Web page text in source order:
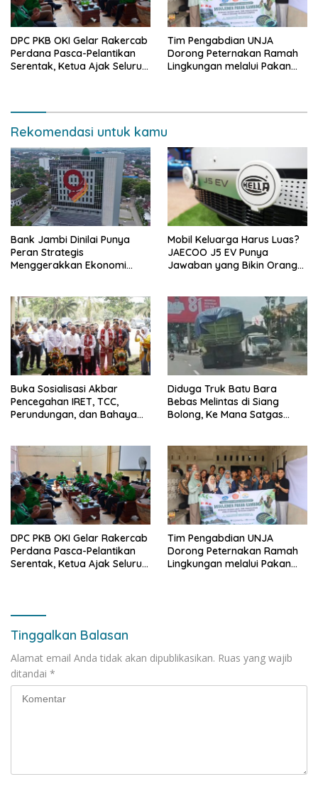
DPC PKB OKI Gelar Rakercab
Perdana Pasca-Pelantikan
Serentak, Ketua Ajak Seluruh
Tim Pengabdian UNJA
Dorong Peternakan Ramah
Lingkungan melalui Pakan
Rekomendasi untuk kamu
Bank Jambi Dinilai Punya
Peran Strategis
Menggerakkan Ekonomi
Mobil Keluarga Harus Luas?
JAECOO J5 EV Punya
Jawaban yang Bikin Orang
Buka Sosialisasi Akbar
Pencegahan IRET, TCC,
Perundungan, dan Bahaya
bisa jaga diri, 60% masa
depan sudah ada di tangan”
Diduga Truk Batu Bara
Bebas Melintas di Siang
Bolong, Ke Mana Satgas
DPC PKB OKI Gelar Rakercab
Perdana Pasca-Pelantikan
Serentak, Ketua Ajak Seluruh
Tim Pengabdian UNJA
Dorong Peternakan Ramah
Lingkungan melalui Pakan
Tinggalkan Balasan
Alamat email Anda tidak akan dipublikasikan. Ruas yang wajib
ditandai *